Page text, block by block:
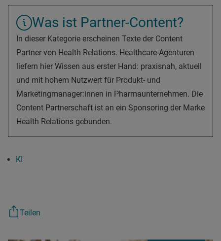
Was ist Partner-Content?
In dieser Kategorie erscheinen Texte der Content
Partner von Health Relations. Healthcare-Agenturen
liefern hier Wissen aus erster Hand: praxisnah, aktuell
und mit hohem Nutzwert für Produkt- und
Marketingmanager:innen in Pharmaunternehmen. Die
Content Partnerschaft ist an ein Sponsoring der Marke
Health Relations gebunden.
KI
Teilen